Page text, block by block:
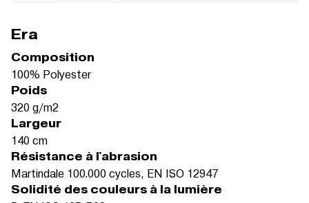
Era
Composition
100% Polyester
Poids
320 g/m2
Largeur
140 cm
Résistance à l'abrasion
Martindale 100.000 cycles, EN ISO 12947
Solidité des couleurs à la lumière